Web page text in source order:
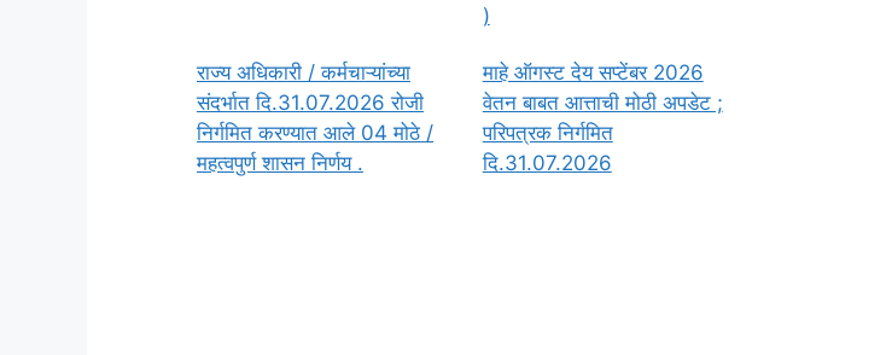
)
राज्य अधिकारी / कर्मचाऱ्यांच्या
संदर्भात दि.31.07.2026 रोजी
निर्गमित करण्यात आले 04 मोठे /
महत्वपुर्ण शासन निर्णय .
माहे ऑगस्ट देय सप्टेंबर 2026
वेतन बाबत आत्ताची मोठी अपडेट ;
परिपत्रक निर्गमित
दि.31.07.2026